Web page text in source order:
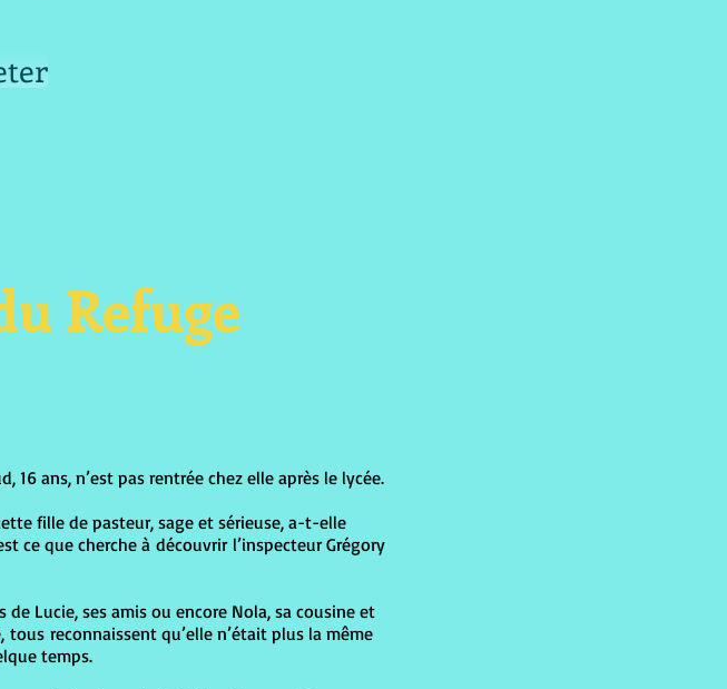
Refuge
16 ans, n’est pas rentrée chez elle après le lycée.
fille de pasteur, sage et sérieuse, a-t-elle
ce que cherche à découvrir l’inspecteur Grégory
de Lucie, ses amis ou encore Nola, sa cousine et
tous reconnaissent qu’elle n’était plus la même
temps.